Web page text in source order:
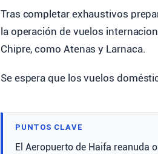
Tras completar exhaustivos
la operación de vuelos
Chipre, como Atenas y Larnaca.
Se espera que los vuelos
PUNTOS CLAVE
El Aeropuerto de Haifa reanuda